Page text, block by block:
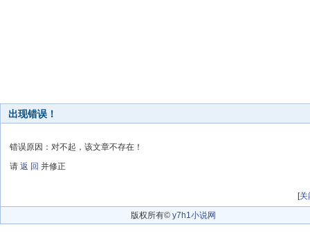
出现错误！
错误原因：对不起，该文章不存在！
请 返 回 并修正
[关
版权所有© y7h1小说网